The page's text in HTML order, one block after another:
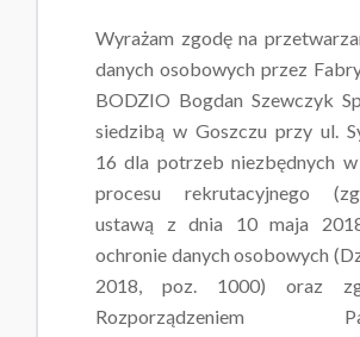
Wyrażam zgodę na
danych osobowych przez
BODZIO Bogdan Szewczyk
siedzibą w Goszczu przy ul.
16 dla potrzeb niezbędnych
procesu rekrutacyjnego
ustawą z dnia 10 maja
ochronie danych osobowych
2018, poz. 1000) oraz
Rozporządzeniem